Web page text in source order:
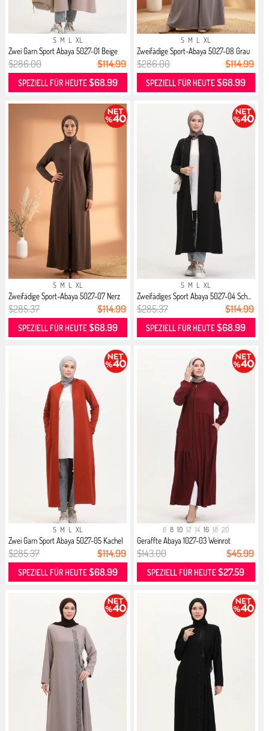
S M L XL
Zwei Garn Sport Abaya 5027-01 Beige
$286.00 $114.99
SPEZIELL FÜR HEUTE$68.99
S M L XL
Zweifädige Sport-Abaya 5027-08 Grau
$286.00 $114.99
SPEZIELL FÜR HEUTE$68.99
S M L XL
Zweifädige Sport-Abaya 5027-07 Nerz
$285.37 $114.99
SPEZIELL FÜR HEUTE$68.99
S M L XL
Zweifädiges Sport Abaya 5027-04 Sch...
$285.37 $114.99
SPEZIELL FÜR HEUTE$68.99
S M L XL
Zwei Garn Sport Abaya 5027-05 Kachel
$285.37 $114.99
SPEZIELL FÜR HEUTE$68.99
6 8 10 12 14 16 18 20
Geraffte Abaya 1027-03 Weinrot
$143.00 $45.99
SPEZIELL FÜR HEUTE$27.59